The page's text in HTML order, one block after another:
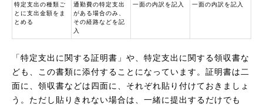
特定支出の種類ご
とに支出金額をま
とめる
通勤費の特定支出
がある場合のみ、
その経路などを記
入
一面の内訳を記入 一面の内訳を記入
「特定支出に関する証明書」や、特定支出に関する領収書な
ども、この書類に添付することになっています。証明書は二
面に、領収書などは四面に、それぞれ貼り付けておきましょ
う。ただし貼りきれない場合は、一緒に提出するだけでも